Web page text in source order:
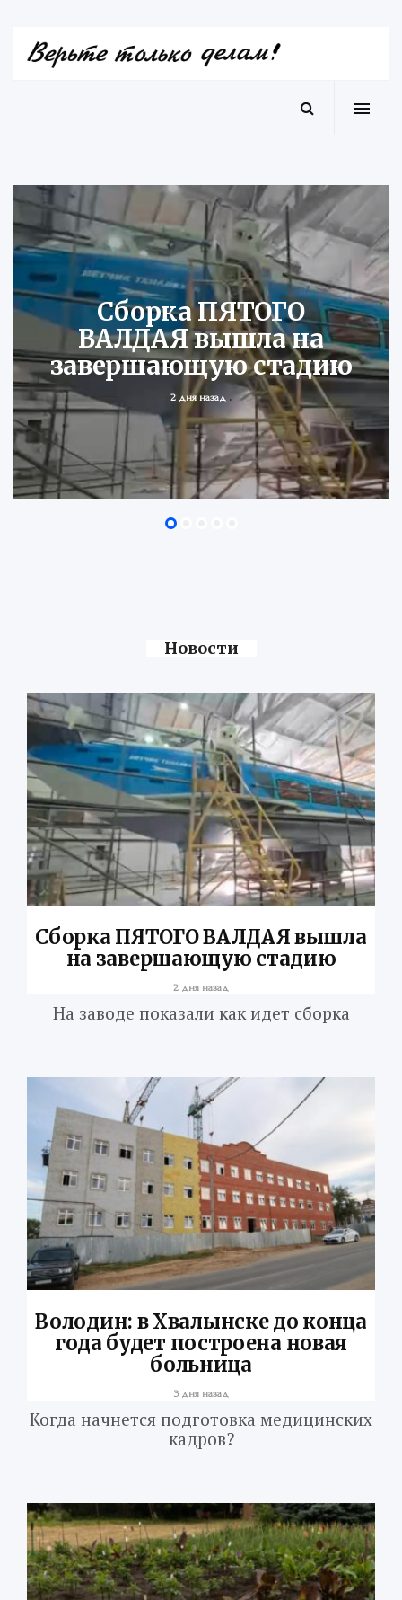
Сборка ПЯТОГО
ВАЛДАЯ вышла на
завершающую стадию
2 дня назад .
Новости
Сборка ПЯТОГО ВАЛДАЯ вышла
на завершающую стадию
2 дня назад
На заводе показали как идет сборка
Володин: в Хвалынске до конца
года будет построена новая
больница
3 дня назад
Когда начнется подготовка медицинских
кадров?